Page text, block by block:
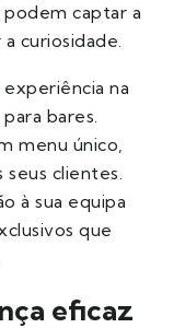
podem captar a
curiosidade.
na
bares.
menu único,
clientes.
à sua equipa
que
eficaz